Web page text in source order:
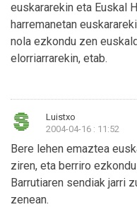
euskararekin eta Euskal
harremanetan
nola ezkondu zen
elorriarrarekin, etab.
Luistxo
2004-04-16 : 11:52
Bere lehen emaztea
ziren, eta berriro
Barrutiaren sendiak jarri
zenean.